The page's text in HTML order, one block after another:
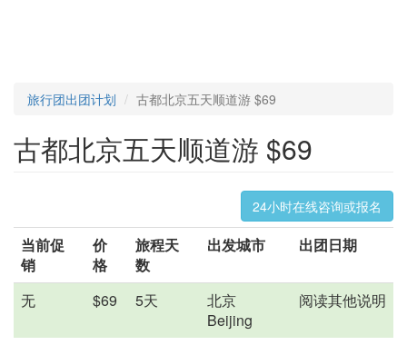
旅行团出团计划 古都北京五天顺道游 $69
古都北京五天顺道游 $69
24小时在线咨询或报名
当前促
销
价
格
旅程天
数
出发城市 出团日期
无 $69 5天
北京
Beijing
阅读其他说明